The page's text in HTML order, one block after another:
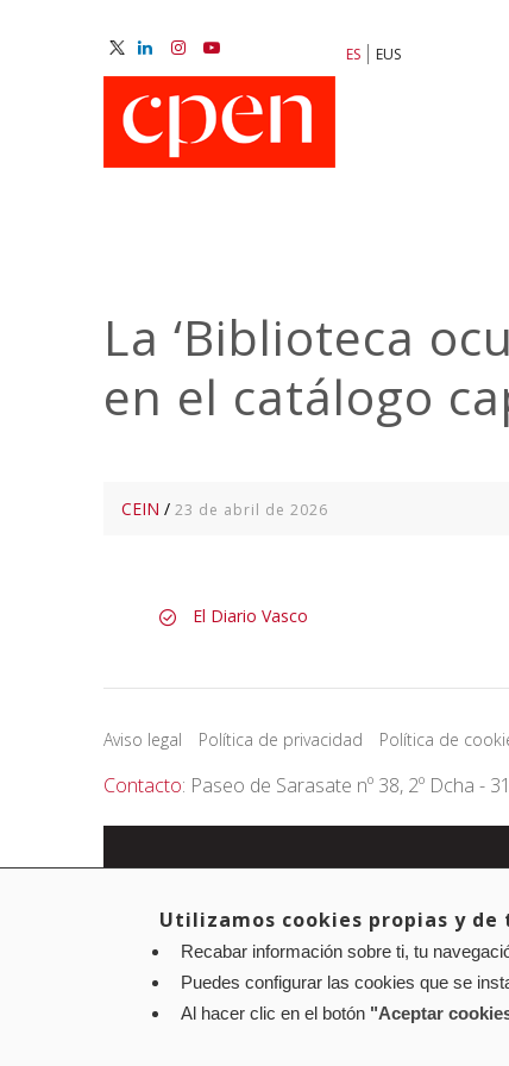
ES EUS
La ‘Biblioteca
en el catálogo
CEIN / 23 de abril de 2026
El Diario Vasco
Aviso legal Política de privacidad Política de
Contacto: Paseo de Sarasate nº 38, 2º Dcha -
Utilizamos cookies propias y
Recabar información sobre ti, tu
Puedes configurar las cookies que se
Al hacer clic en el botón "Aceptar